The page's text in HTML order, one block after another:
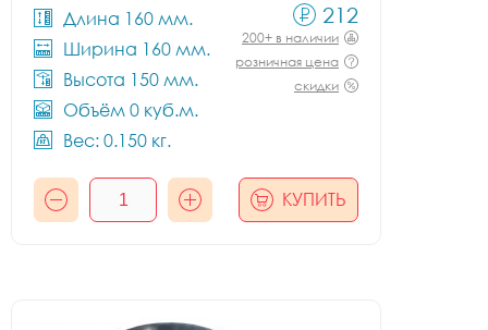
Длина 160 мм.
Ширина 160 мм.
Высота 150 мм.
Объём 0 куб.м.
Вес: 0.150 кг.
212
200+ в наличии
розничная цена
скидки
КУПИТЬ